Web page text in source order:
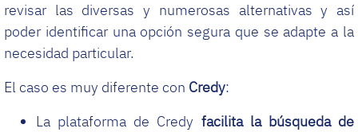
revisar las diversas y numerosas alternativas y así
poder identificar una opción segura que se adapte a la
necesidad particular.
El caso es muy diferente con Credy:
La plataforma de Credy facilita la búsqueda de